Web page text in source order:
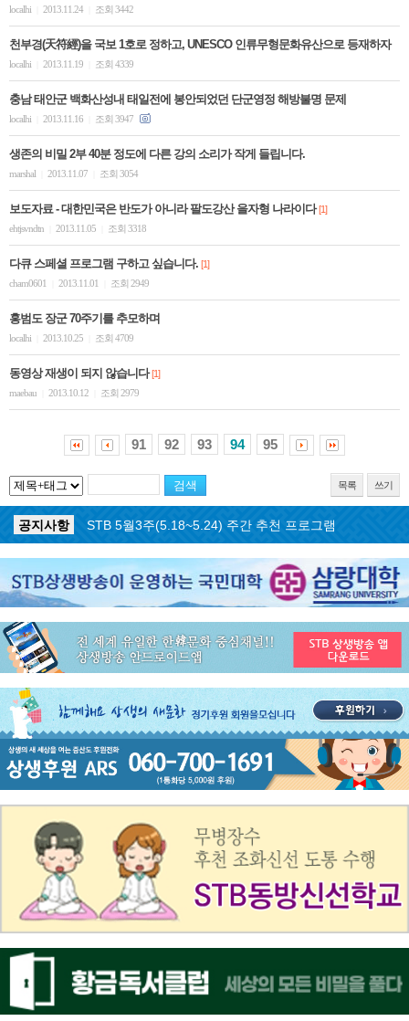
localhi 2013.11.24 조회 3442
천부경(天符經)을 국보 1호로 정하고, UNESCO 인류무형문화유산으로 등재하자
localhi 2013.11.19 조회 4339
충남 태안군 백화산성내 태일전에 봉안되었던 단군영정 해방불명 문제
localhi 2013.11.16 조회 3947
생존의 비밀 2부 40분 정도에 다른 강의 소리가 작게 들립니다.
marshal 2013.11.07 조회 3054
보도자료 - 대한민국은 반도가 아니라 팔도강산 을자형 나라이다 [1]
ehtjsvndtn
2013.11.05 조회 3318
다큐 스페셜 프로그램 구하고 싶습니다. [1]
cham0601
2013.11.01 조회 2949
홍범도 장군 70주기를 추모하며
localhi 2013.10.25 조회 4709
동영상 재생이 되지 않습니다 [1]
maebau
2013.10.12 조회 2979
91 92 93 94 95
목록 쓰기
공지사항 ON AIR 서비스 장애 복구 안내
공지사항
STB 5월4주(5.25~5.31) 주간 추천 프로그램
공지사항
STB 5월3주(5.18~5.24) 주간 추천 프로그램
공지사항
STB 4월마지막주(4.27~5.3) 주간 추천 프로그램
STB 4월4주(4.20~4.26) 주간 추천 프로그램
공지사항
STB 4월2주(4.6~4.12) 주간 추천 프로그램
공지사항
STB 4월1주(3.30~4.5) 주간 추천 프로그램
공지사항
STB 3월4주(3.23~3.29) 주간 추천 프로그램